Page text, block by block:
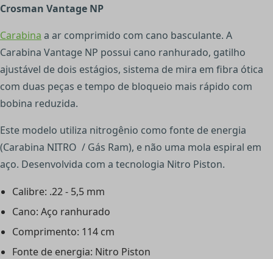
Crosman Vantage NP
Carabina a ar comprimido com cano basculante. A
Carabina Vantage NP possui cano ranhurado, gatilho
ajustável de dois estágios, sistema de mira em fibra ótica
com duas peças e tempo de bloqueio mais rápido com
bobina reduzida.
Este modelo utiliza nitrogênio como fonte de energia
(Carabina NITRO / Gás Ram), e não uma mola espiral em
aço. Desenvolvida com a tecnologia Nitro Piston.
Calibre: .22 - 5,5 mm
Cano: Aço ranhurado
Comprimento: 114 cm
Fonte de energia: Nitro Piston